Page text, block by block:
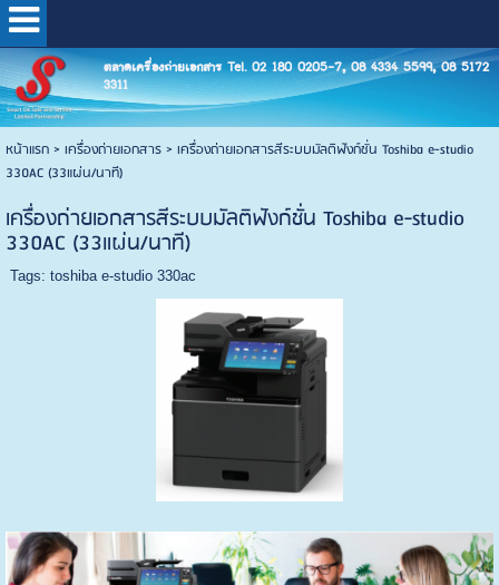
ตลาดเครื่องถ่ายเอกสาร Tel. 02 180 0205-7, 08 4334 5599, 08 5172
3311
หน้าแรก> เครื่องถ่ายเอกสาร> เครื่องถ่ายเอกสารสีระบบมัลติฟังก์ชั่น Toshiba e-studio
330AC (33แผ่น/นาที)
เครื่องถ่ายเอกสารสีระบบมัลติฟังก์ชั่น Toshiba e-studio
330AC (33แผ่น/นาที)
Tags: toshiba e-studio 330ac